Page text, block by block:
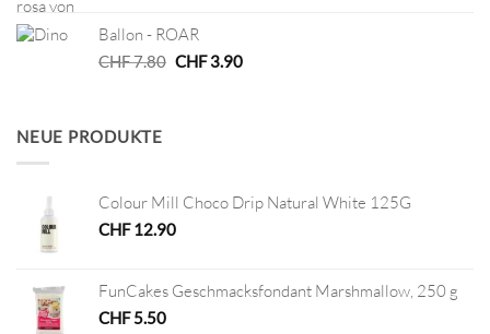
CHF 5.80
Ballon - ROAR
CHF7.80 Ursprünglicher
CHF3.90Aktueller
NEUE PRODUKTE
Colour Mill Choco Drip Natural White 125G
CHF12.90
FunCakes Geschmacksfondant Marshmallow, 250 g
CHF5.50